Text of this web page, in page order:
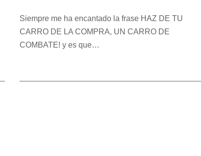
Siempre me ha encantado la frase HAZ DE TU
CARRO DE LA COMPRA, UN CARRO DE
COMBATE! y es que…